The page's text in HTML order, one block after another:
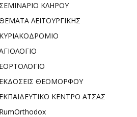
ΣΕΜΙΝΑΡΙΟ ΚΛΗΡΟΥ
ΛΕΙΤΟΥΡΓΙΚΗΣ
ΚΥΡΙΑΚΟΔΡΟΜΙΟ
ΕΟΡΤΟΛΟΓΙΟ
ΕΚΔΟΣΕΙΣ ΘΕΟΜΟΡΦΟΥ
ΕΚΠΑΙΔΕΥΤΙΚΟ ΚΕΝΤΡΟ ΑΤΣΑΣ
RumOrthodox